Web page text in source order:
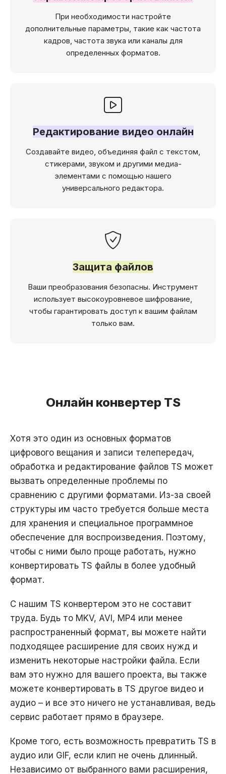
При необходимости настройте
дополнительные параметры, такие как частота
кадров, частота звука или каналы для
определенных форматов.
Редактирование видео онлайн
Создавайте видео, объединяя файл с текстом,
стикерами, звуком и другими медиа-
элементами с помощью нашего
универсального редактора.
Защита файлов
Ваши преобразования безопасны. Инструмент
использует высокоуровневое шифрование,
чтобы гарантировать доступ к вашим файлам
только вам.
Онлайн конвертер TS
Хотя это один из основных форматов
цифрового вещания и записи телепередач,
обработка и редактирование файлов TS может
вызвать определенные проблемы по
сравнению с другими форматами. Из-за своей
структуры им часто требуется больше места
для хранения и специальное программное
обеспечение для воспроизведения. Поэтому,
чтобы с ними было проще работать, нужно
конвертировать TS файлы в более удобный
формат.
С нашим TS конвертером это не составит
труда. Будь то MKV, AVI, MP4 или менее
распространенный формат, вы можете найти
подходящее расширение для своих нужд и
изменить некоторые настройки файла. Если
вам это нужно для вашего проекта, вы также
можете конвертировать в TS другое видео и
аудио – и все это ничего не устанавливая, ведь
сервис работает прямо в браузере.
Кроме того, есть возможность превратить TS в
аудио или GIF, если клип не очень длинный.
Независимо от выбранного вами расширения,